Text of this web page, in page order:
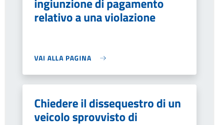
relativo a una violazione
VAI ALLA PAGINA
Chiedere il dissequestro di un
veicolo sprovvisto di